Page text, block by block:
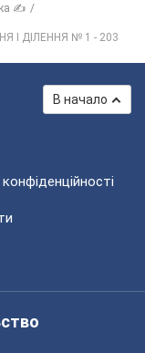
✍
І ДІЛЕННЯ № 1 - 203
В начало